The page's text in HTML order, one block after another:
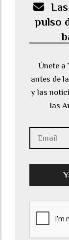
pulso
Únete a
antes de
y las
las